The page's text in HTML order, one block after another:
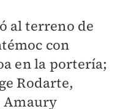
al terreno de
con
en la portería;
Rodarte,
Amaury